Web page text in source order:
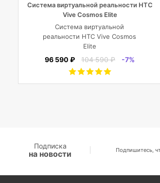
Система виртуальной реальности HTC
Vive Cosmos Elite
Система виртуальной
реальности HTC Vive Cosmos
Elite
96 590 ₽ 104 590 ₽ -7%
Подписка
на новости Подпишитесь,